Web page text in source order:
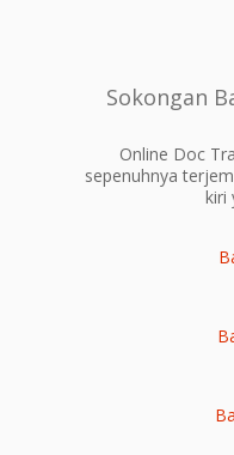
Sokongan
Online Doc
sepenuhnya
kiri